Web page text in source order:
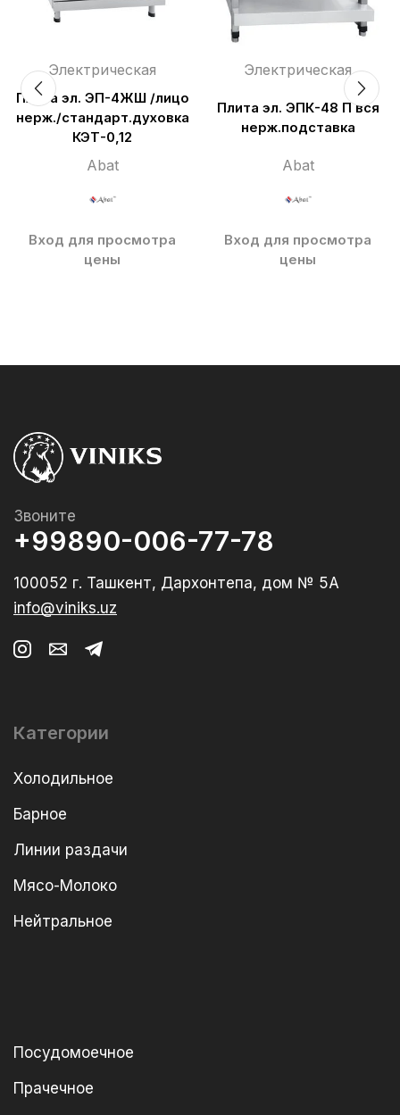
Электрическая
Плита эл. ЭП-4ЖШ /лицо
нерж./стандарт.духовка
КЭТ-0,12
Abat
Вход для просмотра
цены
Электрическая
Плита эл. ЭПК-48 П вся
нерж.подставка
Abat
Вход для просмотра
цены
Звоните
+99890-006-77-78
100052 г. Ташкент, Дархонтепа, дом № 5А
info@viniks.uz
Категории
Холодильное
Барное
Линии раздачи
Мясо-Молоко
Нейтральное
Посудомоечное
Прачечное